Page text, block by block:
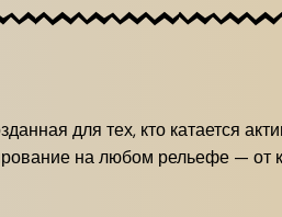
для тех, кто катается
на любом рельефе — от